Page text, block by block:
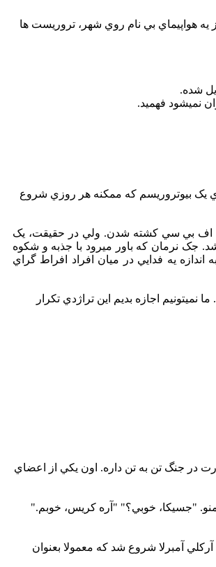
آبيس از يه هواپيماي بي نام روي شهر، تروريست ها
شده.
نميشود فهميد.
يک بيوتروريسم که ممکنه هر روزي شروع
اف بي سي کشته شدن. ولي در حقيقت، يک
جک نرمان که باور ميرود با جذبه و شکوه
يه فدايي در ميان افراد افراط گراي
اجازه بديم اين تراژدي تکرار
در جنگ تن به تن داره. اون يکي از اعضاي
منو. "جسيکا، خوبي؟" "آره کريس، خوبم."
رشته کوه هاي آرکلي آمبرلا شروع شد که معمولا بعنوان